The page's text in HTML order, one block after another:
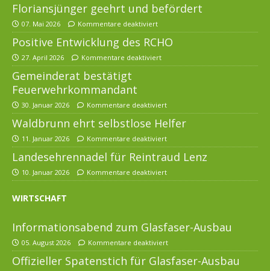
Floriansjünger geehrt und befördert
07. Mai 2026 Kommentare deaktiviert
Positive Entwicklung des RCHO
27. April 2026 Kommentare deaktiviert
Gemeinderat bestätigt
Feuerwehrkommandant
30. Januar 2026 Kommentare deaktiviert
Waldbrunn ehrt selbstlose Helfer
11. Januar 2026 Kommentare deaktiviert
Landesehrennadel für Reintraud Lenz
10. Januar 2026 Kommentare deaktiviert
WIRTSCHAFT
Informationsabend zum Glasfaser-Ausbau
05. August 2026 Kommentare deaktiviert
Offizieller Spatenstich für Glasfaser-Ausbau